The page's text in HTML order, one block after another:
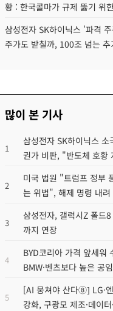
황 : 한국콜마가 규제 뚫기 위
삼성전자 SK하이닉스 '파격
주가도 받칠까, 100조 넘는
많이 본 기사
1
삼성전자 SK하이닉스
권가 비판, "반도체 호황
2
미국 법원 "트럼프 정부
는 위법", 해제 명령 내려
3
삼성전자, 갤럭시Z 폴드
까지 연장
4
BYD코리아 가격 앞세워
BMW·벤츠보다 높은 공
5
[AI 뭉쳐야 산다⑧] LG·
강화, 구광모 제조·데이터